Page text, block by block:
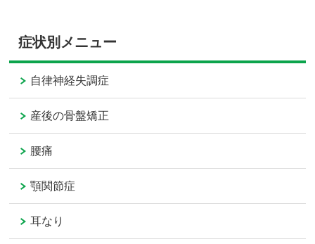
症状別メニュー
自律神経失調症
産後の骨盤矯正
腰痛
顎関節症
耳なり